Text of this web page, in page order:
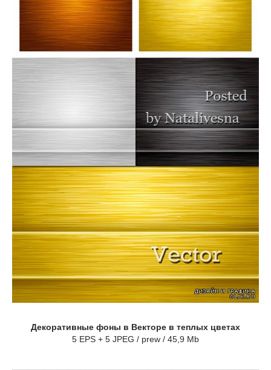
Декоративные фоны в Векторе в теплых цветах
5 EPS + 5 JPEG / prew / 45,9 Mb